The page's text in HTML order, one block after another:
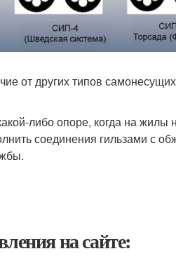
от других типов
либо опоре, когда на
соединения гильзами с
на сайте: